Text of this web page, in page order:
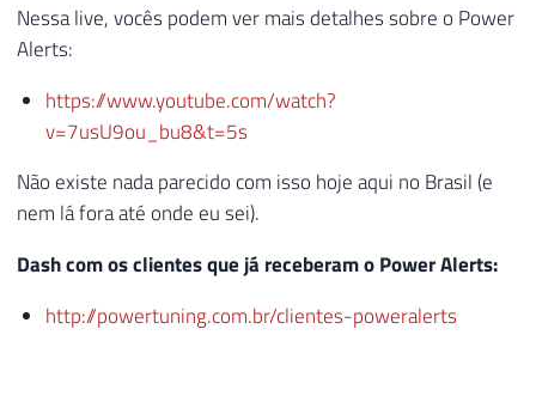
Nessa live, vocês podem ver mais detalhes sobre o Power
Alerts:
https://www.youtube.com/watch?
v=7usU9ou_bu8&t=5s
Não existe nada parecido com isso hoje aqui no Brasil (e
nem lá fora até onde eu sei).
Dash com os clientes que já receberam o Power Alerts:
http://powertuning.com.br/clientes-poweralerts